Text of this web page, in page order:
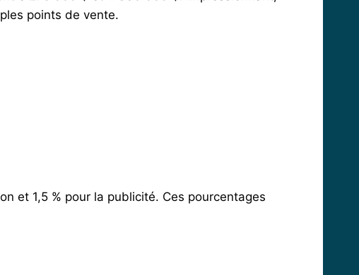
points de vente.
et 1,5 % pour la publicité. Ces pourcentages